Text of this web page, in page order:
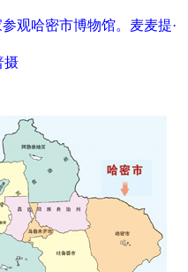
观哈密市博物馆。麦麦提·
摄